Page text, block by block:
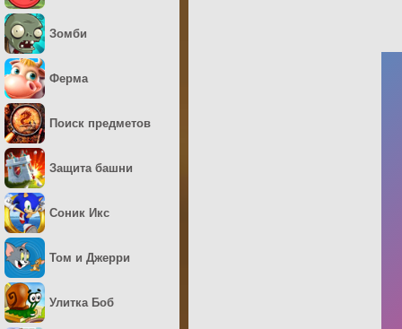
Зомби
Ферма
Поиск предметов
Защита башни
Соник Икс
Том и Джерри
Улитка Боб